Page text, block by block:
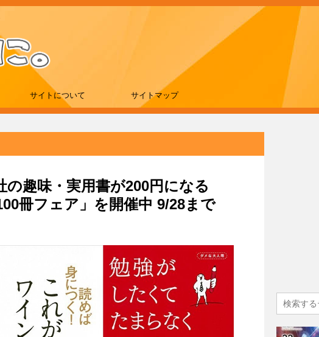
サイトについて サイトマップ
趣味・実用書が200円になる
冊フェア」を開催中 9/28まで